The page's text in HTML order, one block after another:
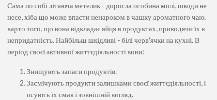
Сама по собі літаюча метелик - доросла особина молі, шкоди не
несе, хіба що може впасти ненароком в чашку ароматного чаю.
варто того, що вона відкладає яйця в продуктах, приводячи їх в
непридатність. Найбільш шкідливі - білі черв'ячки на кухні. В
період своєї активної життєдіяльності вони:
Знищують запаси продуктів.
Засмічують продукти залишками своєї життєдіяльності, і
псують їх смак і зовнішній вигляд.